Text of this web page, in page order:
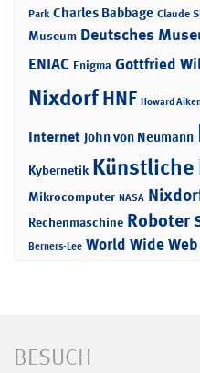
Park Charles Babbage Claude
Museum Deutsches
ENIAC Enigma Gottfried
NixdorfHNF Howard
Internet John von Neumann
Kybernetik
Mikrocomputer NASA
Rechenmaschine Roboter
Berners-Lee World Wide Web
BESUCH